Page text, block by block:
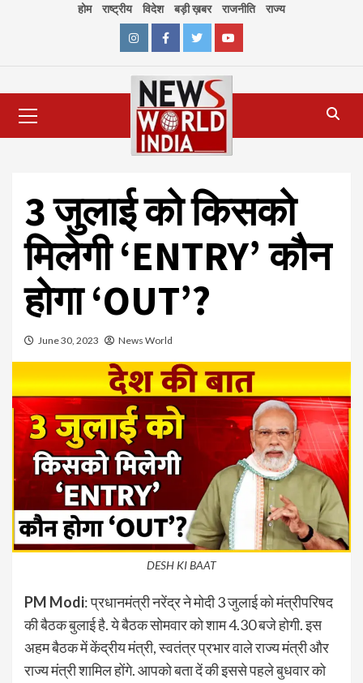
होम राष्ट्रीय विदेश बड़ी ख़बर राजनीति राज्य
InstagramFacebookTwitterYoutube
Menu
3 जुलाई को किसको
मिलेगी ‘ENTRY’ कौन
होगा ‘OUT’?
June 30, 2023 News World
DESH KI BAAT
PM Modi: प्रधानमंत्री नरेंद्र ने मोदी 3 जुलाई को मंत्रीपरिषद
की बैठक बुलाई है. ये बैठक सोमवार को शाम 4.30 बजे होगी. इस
अहम बैठक में केंद्रीय मंत्री, स्वतंत्र प्रभार वाले राज्य मंत्री और
राज्य मंत्री शामिल होंगे. आपको बता दें की इससे पहले बुधवार को